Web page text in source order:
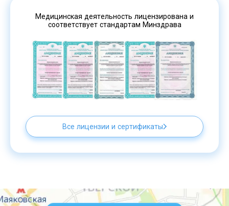
Медицинская деятельность лицензирована и
соответствует стандартам Минздрава
Все лицензии и сертификаты